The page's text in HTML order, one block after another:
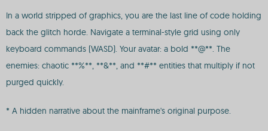
In a world stripped of graphics, you are the last line of code holding
back the glitch horde. Navigate a terminal-style grid using only
keyboard commands (WASD). Your avatar: a bold **@**. The
enemies: chaotic **%**, **&**, and **#** entities that multiply if not
purged quickly.
* A hidden narrative about the mainframe's original purpose.